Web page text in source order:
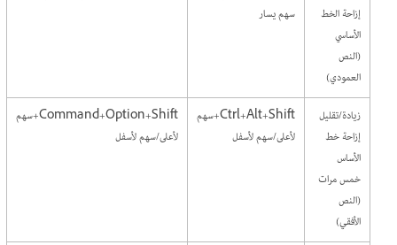
إزاحة الخط
العمودي)
سهم يسار
زيادة/تقليل
إزاحة خط
خمس مرات
Ctrl+Alt+Shift+سهم
لأعلى/سهم لأسفل
Command+Option+Shift+سهم
لأعلى/سهم لأسفل